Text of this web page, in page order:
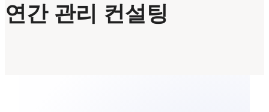
연간 관리 컨설팅